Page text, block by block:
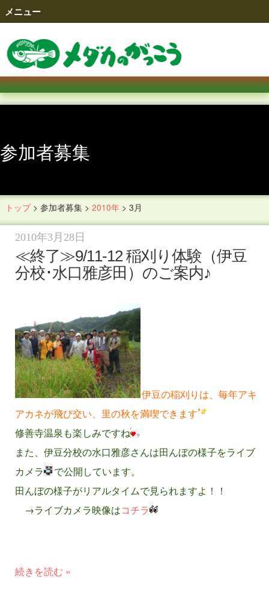
メニュー
参加者募集
参加者募集
参加者募集
参加者募集
参加者募集
トップ> 参加者募集> 2010年> 3月
2010年3月28日
≪終了≫9/11-12 稲刈り体験（伊豆
分校･水口雅彦田）のご案内♪
伊豆の稲刈りは、毎年アキ
アカネが飛び交い、里の秋を満喫できます
修善寺温泉も楽しみですね
また、伊豆分校の水口雅彦さんは田んぼの様子をライブ
カメラ
で公開しています。
田んぼの様子がリアルタイムで見られますよ！！
→ライブカメラ映像はコチラ
続きを読む »